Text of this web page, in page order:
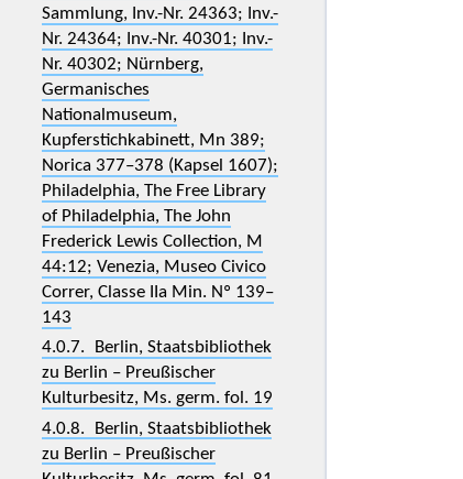
Sammlung, Inv.-Nr. 24363; Inv.-
Nr. 24364; Inv.-Nr. 40301; Inv.-
Nr. 40302; Nürnberg,
Germanisches
Nationalmuseum,
Kupferstichkabinett, Mn 389;
Norica 377–378 (Kapsel 1607);
Philadelphia, The Free Library
of Philadelphia, The John
Frederick Lewis Collection, M
44:12; Venezia, Museo Civico
Correr, Classe IIa Min. Nº 139–
143
4.0.7. Berlin, Staatsbibliothek
zu Berlin – Preußischer
Kulturbesitz, Ms. germ. fol. 19
4.0.8. Berlin, Staatsbibliothek
zu Berlin – Preußischer